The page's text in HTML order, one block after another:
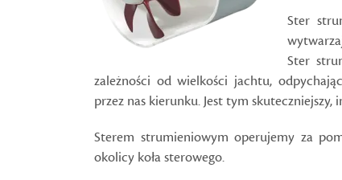
Ster
Ster
zależności od wielkości jachtu,
przez nas kierunku. Jest tym
Sterem strumieniowym operujemy za
okolicy koła sterowego.